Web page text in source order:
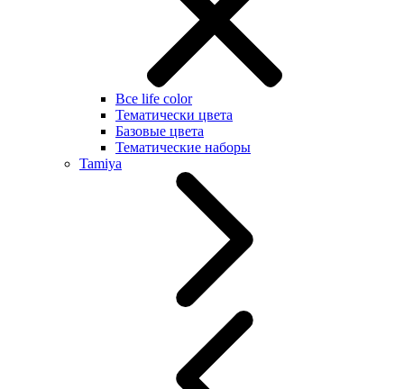
Все life color
Тематически цвета
Базовые цвета
Тематические наборы
Tamiya